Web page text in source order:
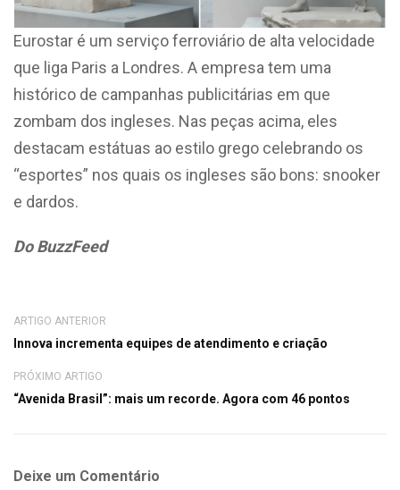
Eurostar é um serviço ferroviário de alta velocidade
que liga Paris a Londres. A empresa tem uma
histórico de campanhas publicitárias em que
zombam dos ingleses. Nas peças acima, eles
destacam estátuas ao estilo grego celebrando os
“esportes” nos quais os ingleses são bons: snooker
e dardos.
Do BuzzFeed
ARTIGO ANTERIOR
Innova incrementa equipes de atendimento e criação
PRÓXIMO ARTIGO
“Avenida Brasil”: mais um recorde. Agora com 46 pontos
Deixe um Comentário